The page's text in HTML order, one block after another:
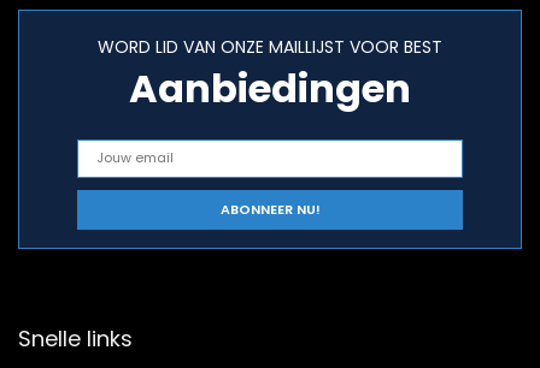
WORD LID VAN ONZE MAILLIJST VOOR BEST
Aanbiedingen
Snelle links